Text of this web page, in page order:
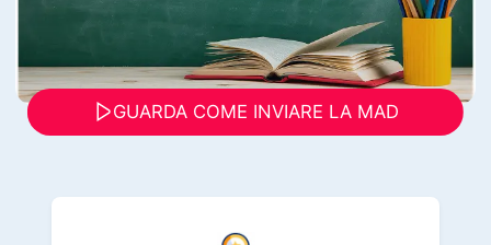
GUARDA COME INVIARE LA MAD